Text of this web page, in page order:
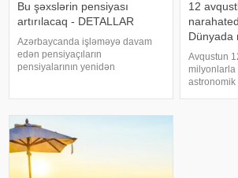
Bu şəxslərin pensiyası
artırılacaq - DETALLAR
Azərbaycanda işləməyə davam
edən pensiyaçıların
pensiyalarının yenidən
Nazirliyinin məlumatına görə, artıq
1300-dən çox şəxsin pensiyas
12
Dünyada
Avqustun